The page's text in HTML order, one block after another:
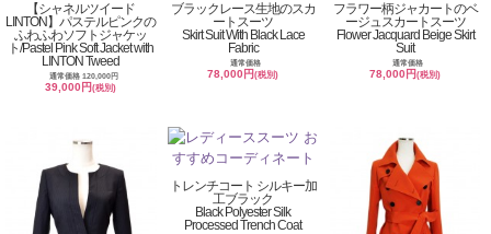
【シャネルツイード
LINTON】パステルピンクの
ふわふわソフトジャケッ
ト/Pastel Pink Soft Jacket with
LINTON Tweed
通常価格 120,000円
39,000円(税別)
ブラックレース生地のスカ
ートスーツ
Skirt Suit With Black Lace
Fabric
通常価格
78,000円(税別)
フラワー柄ジャカートのベ
ージュスカートスーツ
Flower Jacquard Beige Skirt
Suit
通常価格
78,000円(税別)
トレンチコート シルキー加
工ブラック
Black Polyester Silk
Processed Trench Coat